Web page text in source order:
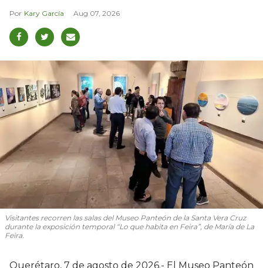
Kary García Aug 07, 2026
Visitantes recorren las salas del Museo Panteón de la Santa Vera Cruz
durante la exposición temporal “Lo que habita en Feira”, de María de La
Feira.
Querétaro, 7 de agosto de 2026.- El Museo Panteón